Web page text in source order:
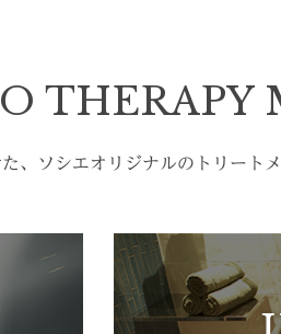
THERAPY
、ソシエオリジナルのトリート